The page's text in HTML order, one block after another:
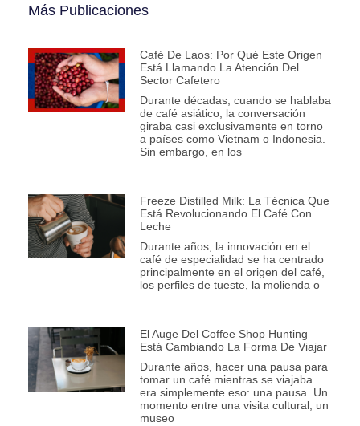
Más Publicaciones
Café De Laos: Por Qué Este Origen
Está Llamando La Atención Del
Sector Cafetero
Durante décadas, cuando se hablaba
de café asiático, la conversación
giraba casi exclusivamente en torno
a países como Vietnam o Indonesia.
Sin embargo, en los
Freeze Distilled Milk: La Técnica Que
Está Revolucionando El Café Con
Leche
Durante años, la innovación en el
café de especialidad se ha centrado
principalmente en el origen del café,
los perfiles de tueste, la molienda o
El Auge Del Coffee Shop Hunting
Está Cambiando La Forma De Viajar
Durante años, hacer una pausa para
tomar un café mientras se viajaba
era simplemente eso: una pausa. Un
momento entre una visita cultural, un
museo